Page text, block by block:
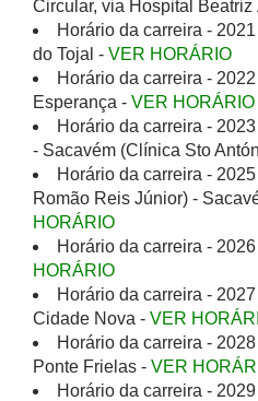
Circular, via Hospital Beatriz
Horário da carreira -
do Tojal - VER HORÁRIO
Horário da carreira -
Esperança - VER HORÁRIO
Horário da carreira -
- Sacavém (Clínica Sto
Horário da carreira -
Romão Reis Júnior) -
HORÁRIO
Horário da carreira -
HORÁRIO
Horário da carreira -
Cidade Nova - VER
Horário da carreira -
Ponte Frielas - VER
Horário da carreira -